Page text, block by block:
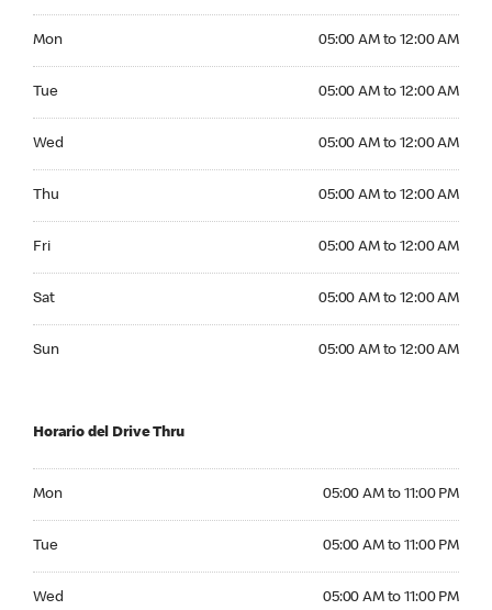
Mon 05:00 AM to 12:00 AM
Tue 05:00 AM to 12:00 AM
Wed 05:00 AM to 12:00 AM
Thu 05:00 AM to 12:00 AM
Fri 05:00 AM to 12:00 AM
Sat 05:00 AM to 12:00 AM
Sun 05:00 AM to 12:00 AM
Horario del Drive Thru
Mon 05:00 AM to 11:00 PM
Tue 05:00 AM to 11:00 PM
Wed 05:00 AM to 11:00 PM